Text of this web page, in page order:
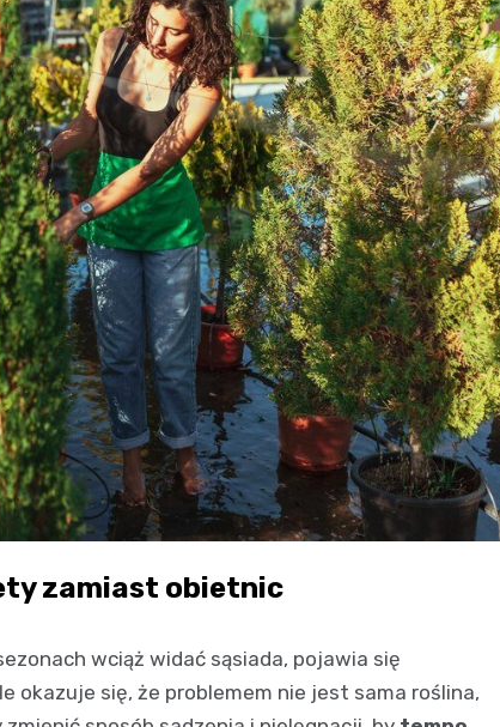
zamiast obietnic
wciąż widać sąsiada, pojawia się
okazuje się, że problemem nie jest sama roślina,